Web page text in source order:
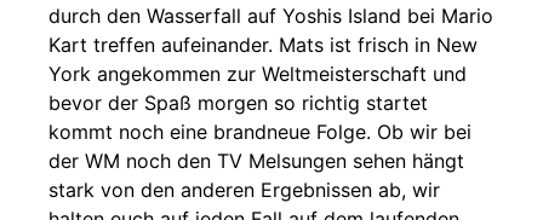
durch den Wasserfall auf Yoshis Island bei Mario
Kart treffen aufeinander. Mats ist frisch in New
York angekommen zur Weltmeisterschaft und
bevor der Spaß morgen so richtig startet
kommt noch eine brandneue Folge. Ob wir bei
der WM noch den TV Melsungen sehen hängt
stark von den anderen Ergebnissen ab, wir